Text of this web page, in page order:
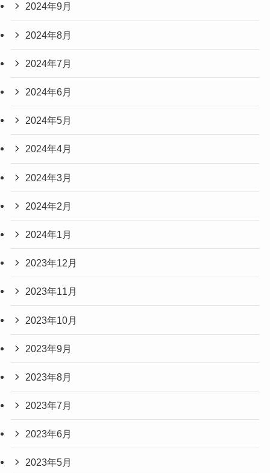
2024年9月
2024年8月
2024年7月
2024年6月
2024年5月
2024年4月
2024年3月
2024年2月
2024年1月
2023年12月
2023年11月
2023年10月
2023年9月
2023年8月
2023年7月
2023年6月
2023年5月